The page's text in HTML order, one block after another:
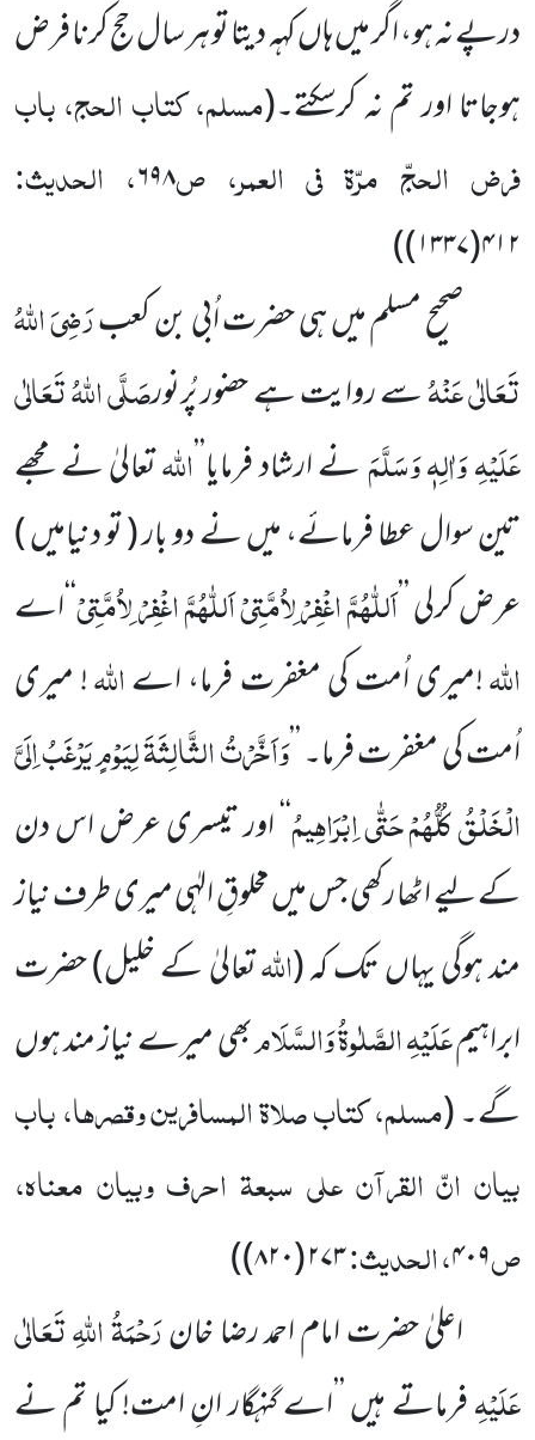
درپے نہ ہو، اگر میں ہاں کہہ دیتا تو ہر سال حج کرنا فرض
ہوجاتا اور تم نہ کرسکتے۔(مسلم، کتاب الحج، باب
فرض الحجّ مرّۃ فی العمر، ص۶۹۸، الحدیث:
۴۱۲(۱۳۳۷)
)
صحیح مسلم میں ہی حضرت اُبی بن کعبرَضِیَ اللہُ
تَعَالٰی عَنْہُسے روایت ہے حضور پُرنورصَلَّی اللہُ تَعَالٰی
عَلَیْہِ وَاٰلِہٖ وَسَلَّمَنے ارشاد فرمایا’’اللہتعالیٰ نے مجھے
تین سوال عطا فرمائے، میں نے دو بار ( تو دنیامیں )
عرض کرلی ’’اَللّٰہُمَّ اغْفِرْ لِاُمَّتِیْ اَللّٰہُمَّ اغْفِرْ لِاُمَّتِیْ‘‘اے
اللہ!میری اُمت کی مغفرت فرما، اےاللہ! میری
اُمت کی مغفرت فرما۔ ’’وَاَخَّرْتُ الثَّالِثَۃَ لِیَوْمٍ یَرْغَبُ اِلَیَّ
الْخَلْقُ کُلُّہُمْ حَتّٰی اِبْرَاہِیمُ‘‘ اور تیسری عرض اس دن
کے لیے اٹھا رکھی جس میں مخلوقِ الہٰی میری طرف نیاز
مند ہوگی یہاں تک کہ(اللہتعالیٰ کے خلیل)حضرت
ابراہیمعَلَیْہِ الصَّلٰوۃُ وَالسَّلَامبھی میرے نیاز مند ہوں
گے۔(مسلم، کتاب صلاۃ المسافرین وقصرہا، باب
بیان انّ القرآن علی سبعۃ احرف وبیان معناہ،
ص۴۰۹، الحدیث:۲۷۳ (۸۲۰)
)
اعلیٰ حضرت امام احمد رضا خانرَحْمَۃُ اللہِ تَعَالٰی
عَلَیْہِفرماتے ہیں ’’اے گنہگار انِ امت! کیا تم نے